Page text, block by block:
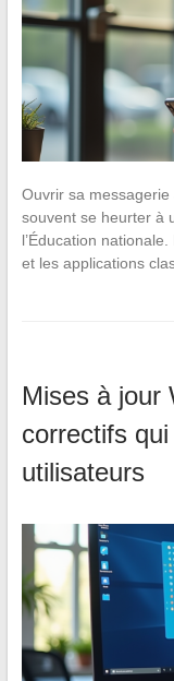
Ouvrir sa messagerie
souvent se heurter à
l’Éducation
et les applications
Mises à jour
correctifs
utilisateurs